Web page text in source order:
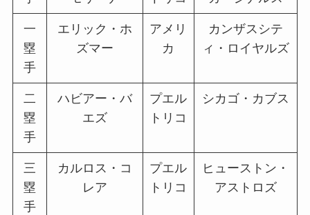
一
塁
手
エリック・ホ
ズマー
アメリ
カ
カンザスシテ
ィ・ロイヤルズ
二
塁
手
ハビアー・バ
エズ
プエル
トリコ
シカゴ・カブス
三
塁
手
カルロス・コ
レア
プエル
トリコ
ヒューストン・
アストロズ